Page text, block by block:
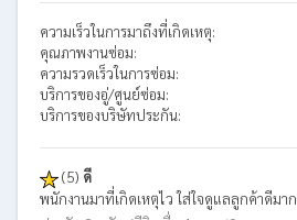
ความเร็วในการมาถึงที่เกิดเหตุ:
คุณภาพงานซ่อม:
ความรวดเร็วในการซ่อม:
บริการของอู่/ศูนย์ซ่อม:
บริการของบริษัทประกัน:
(5) ดี
พนักงานมาที่เกิดเหตุไว ใส่ใจดูแลลูกค้าดีมาก